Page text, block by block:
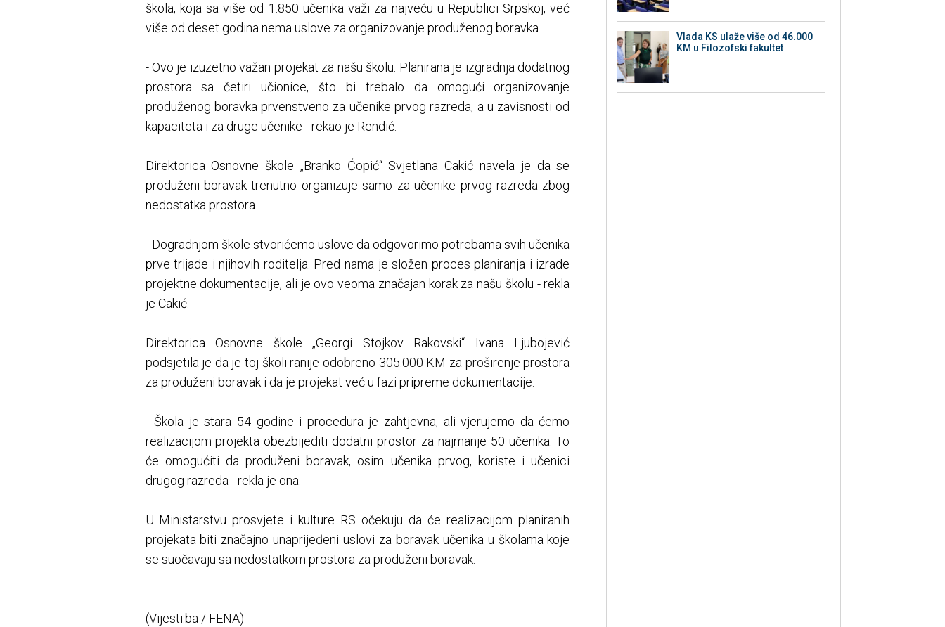
škola, koja sa više od 1.850 učenika važi za najveću u Republici Srpskoj, već
više od deset godina nema uslove za organizovanje produženog boravka.
- Ovo je izuzetno važan projekat za našu školu. Planirana je izgradnja dodatnog
prostora sa četiri učionice, što bi trebalo da omogući organizovanje
produženog boravka prvenstveno za učenike prvog razreda, a u zavisnosti od
kapaciteta i za druge učenike - rekao je Rendić.
Direktorica Osnovne škole „Branko Ćopić“ Svjetlana Cakić navela je da se
produženi boravak trenutno organizuje samo za učenike prvog razreda zbog
nedostatka prostora.
- Dogradnjom škole stvorićemo uslove da odgovorimo potrebama svih učenika
prve trijade i njihovih roditelja. Pred nama je složen proces planiranja i izrade
projektne dokumentacije, ali je ovo veoma značajan korak za našu školu - rekla
je Cakić.
Direktorica Osnovne škole „Georgi Stojkov Rakovski“ Ivana Ljubojević
podsjetila je da je toj školi ranije odobreno 305.000 KM za proširenje prostora
za produženi boravak i da je projekat već u fazi pripreme dokumentacije.
- Škola je stara 54 godine i procedura je zahtjevna, ali vjerujemo da ćemo
realizacijom projekta obezbijediti dodatni prostor za najmanje 50 učenika. To
će omogućiti da produženi boravak, osim učenika prvog, koriste i učenici
drugog razreda - rekla je ona.
U Ministarstvu prosvjete i kulture RS očekuju da će realizacijom planiranih
projekata biti značajno unaprijeđeni uslovi za boravak učenika u školama koje
se suočavaju sa nedostatkom prostora za produženi boravak.
(Vijesti.ba / FENA)
Vlada KS ulaže više od 46.000
KM u Filozofski fakultet